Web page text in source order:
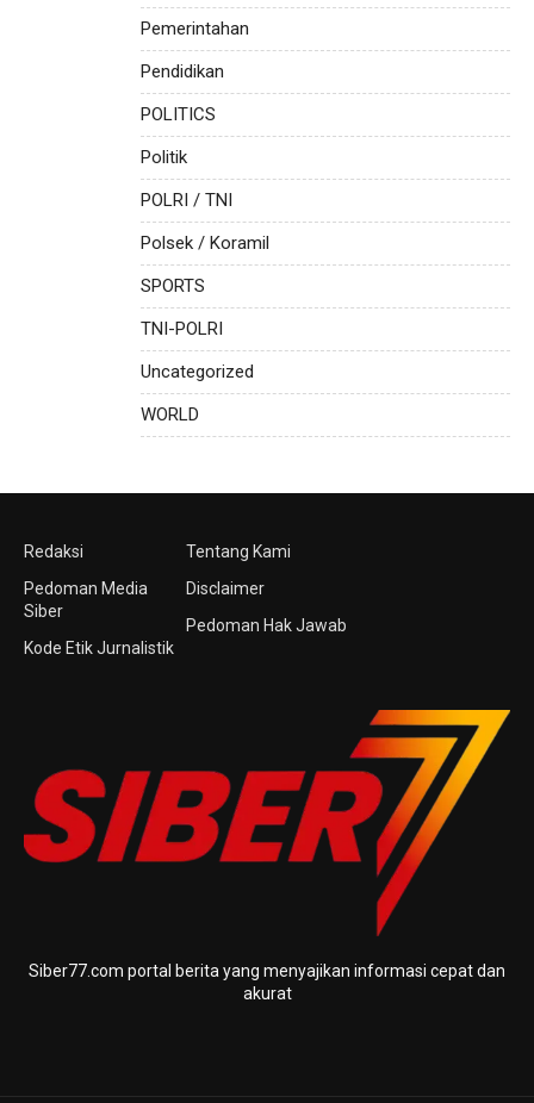
Pemerintahan
Pendidikan
POLITICS
Politik
POLRI / TNI
Polsek / Koramil
SPORTS
TNI-POLRI
Uncategorized
WORLD
Redaksi
Pedoman Media
Siber
Kode Etik Jurnalistik
Tentang Kami
Disclaimer
Pedoman Hak Jawab
Siber77.com portal berita yang menyajikan informasi cepat dan
akurat